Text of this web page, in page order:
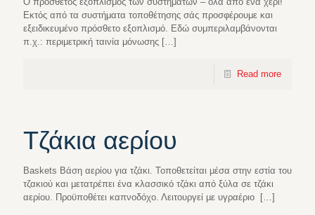
Εκτός από τα συστήματα τοποθέτησης σάς προσφέρουμε και
εξειδικευμένο πρόσθετο εξοπλισμό. Εδώ συμπεριλαμβάνονται
π.χ.: περιμετρική ταινία μόνωσης […]
Read more
Τζάκια αερίου
Baskets Βάση αερίου για τζάκι. Τοποθετείται µέσα στην εστία του
τζακιού και µετατρέπει ένα κλασσικό τζάκι από ξύλα σε τζάκι
αερίου. Προϋποθέτει καπνοδόχο. Λειτουργεί µε υγραέριο
[…]